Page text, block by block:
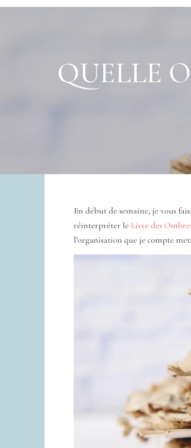
QUELLE
En début de semaine, je vous
réinterpréter le Livre des
l’organisation que je compte